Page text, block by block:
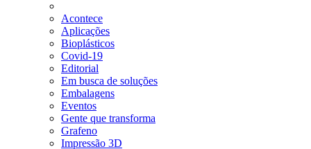
Acontece
Aplicações
Bioplásticos
Covid-19
Editorial
Em busca de soluções
Embalagens
Eventos
Gente que transforma
Grafeno
Impressão 3D